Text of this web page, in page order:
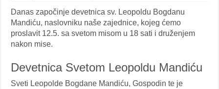
Danas započinje devetnica sv. Leopoldu Bogdanu
Mandiću, naslovniku naše zajednice, kojeg ćemo
proslavit 12.5. sa svetom misom u 18 sati i druženjem
nakon mise.
Devetnica Svetom Leopoldu Mandiću
Sveti Leopolde Bogdane Mandiću, Gospodin te je